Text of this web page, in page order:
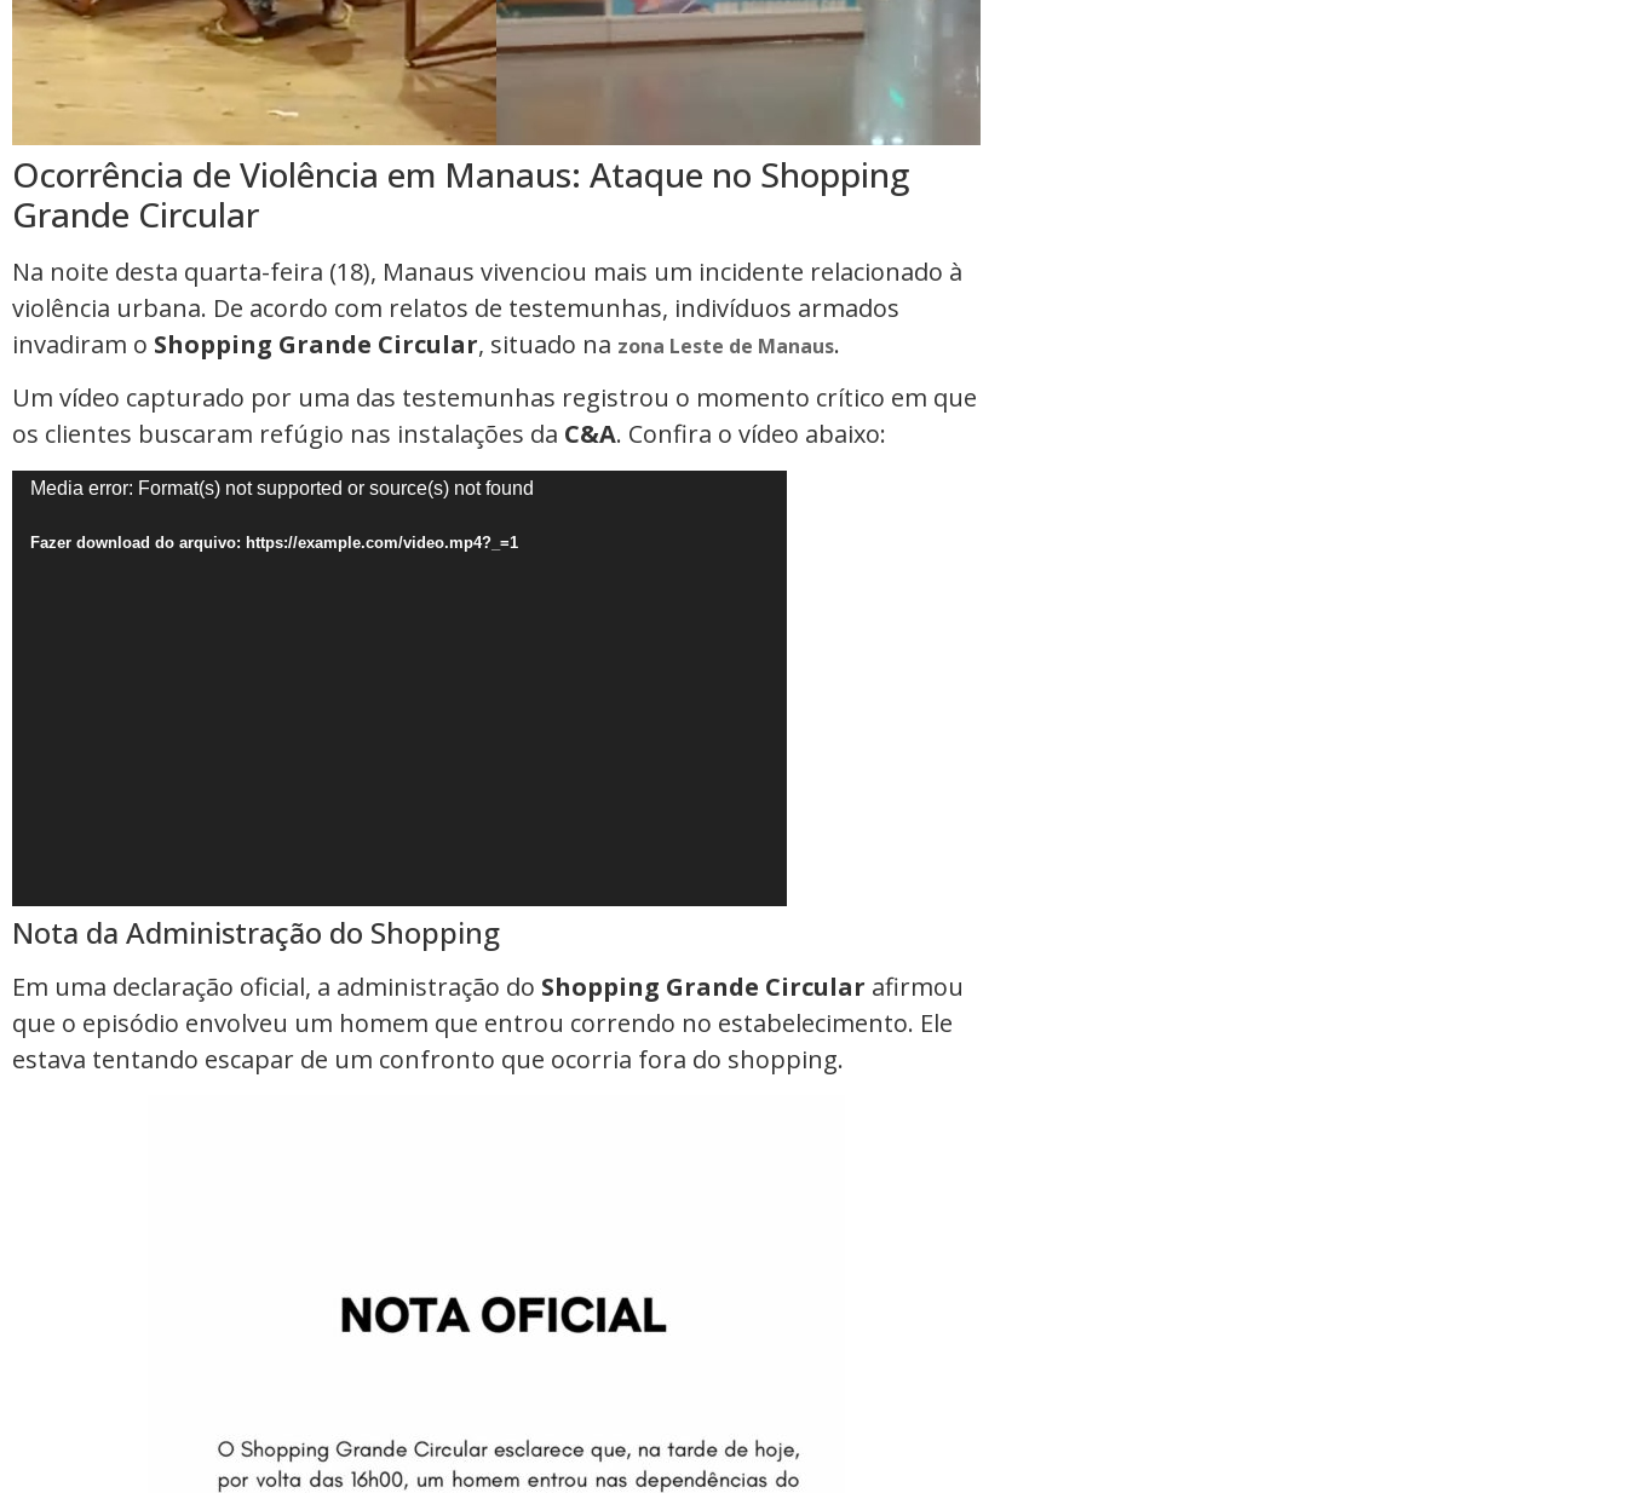
Ocorrência de Violência em Manaus: Ataque no Shopping
Grande Circular
Na noite desta quarta-feira (18), Manaus vivenciou mais um incidente relacionado à
violência urbana. De acordo com relatos de testemunhas, indivíduos armados
invadiram o Shopping Grande Circular, situado na zona Leste de Manaus.
Um vídeo capturado por uma das testemunhas registrou o momento crítico em que
os clientes buscaram refúgio nas instalações da C&A. Confira o vídeo abaixo:
Tocador
vídeo
Media error: Format(s) not supported or source(s) not found
Fazer download do arquivo: https://example.com/video.mp4?_=1
Nota da Administração do Shopping
Em uma declaração oficial, a administração do Shopping Grande Circular afirmou
que o episódio envolveu um homem que entrou correndo no estabelecimento. Ele
estava tentando escapar de um confronto que ocorria fora do shopping.